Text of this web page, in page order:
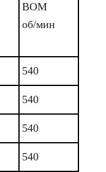
ВОМ
об/мин
540
540
540
540